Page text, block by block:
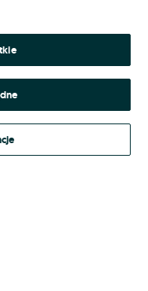
wskazanych powyżej,
aktualnym brzmieniu.